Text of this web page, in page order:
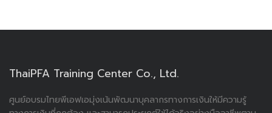
ThaiPFA Training Center Co., Ltd.
ศูนย์อบรมไทยพีเอฟเอมุ่งเน้นพัฒนาบุคลากรทางการเงินให้มีความรู้